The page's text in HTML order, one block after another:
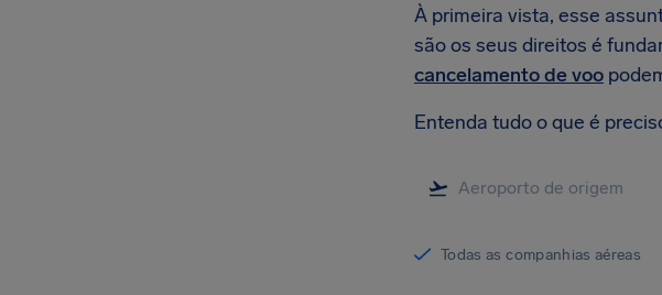
À primeira vista, esse
são os seus direitos é
cancelamento de voo
Entenda tudo o que é
Todas as companhias aéreas